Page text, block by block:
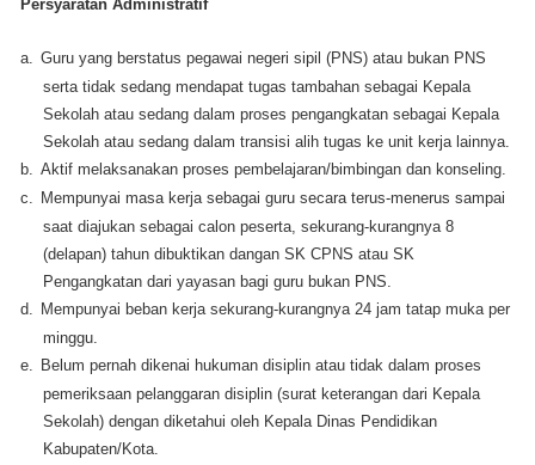
Persyaratan Administratif
a.
Guru yang berstatus pegawai negeri sipil (PNS) atau bukan PNS
serta tidak sedang mendapat tugas tambahan sebagai Kepala
Sekolah atau sedang dalam proses pengangkatan sebagai Kepala
Sekolah atau sedang dalam transisi alih tugas ke unit kerja lainnya.
b.
Aktif melaksanakan proses pembelajaran/bimbingan dan konseling.
c.
Mempunyai masa kerja sebagai guru secara terus-menerus sampai
saat diajukan sebagai calon peserta, sekurang-kurangnya 8
(delapan) tahun dibuktikan dangan SK CPNS atau SK
Pengangkatan dari yayasan bagi guru bukan PNS.
d.
Mempunyai beban kerja sekurang-kurangnya 24 jam tatap muka per
minggu.
e.
Belum pernah dikenai hukuman disiplin atau tidak dalam proses
pemeriksaan pelanggaran disiplin (surat keterangan dari Kepala
Sekolah) dengan diketahui oleh Kepala Dinas Pendidikan
Kabupaten/Kota.